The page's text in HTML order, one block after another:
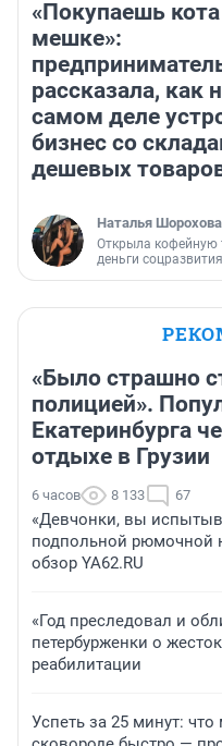
«Покупаешь
мешке»:
рассказала, как
самом деле
бизнес со
дешевых
Наталья Шорохова
Открыла кофейную
деньги соцразвития
«Было страшно
полицией».
Екатеринбурга
отдыхе в Грузии
6 часов 8 133 67
«Девчонки, вы
подпольной рюмочной
обзор YA62.RU
«Год преследовал и
петербурженки о
реабилитации
Успеть за 25 минут: